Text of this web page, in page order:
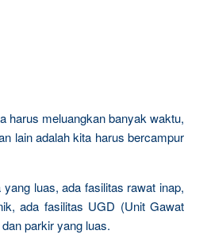
harus meluangkan banyak waktu,
lain adalah kita harus bercampur
luas, ada fasilitas rawat inap,
ada fasilitas UGD (Unit Gawat
parkir yang luas.